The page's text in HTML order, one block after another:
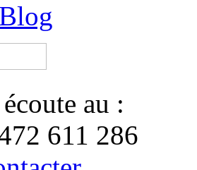
au :
611 286